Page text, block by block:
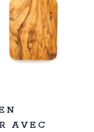
AVEC